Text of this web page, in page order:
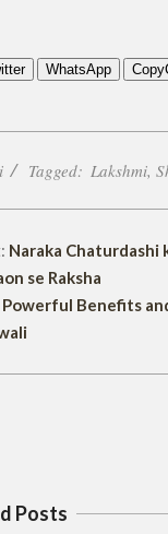
WhatsApp Copy
Tagged: Lakshmi,
Naraka Chaturdashi
se Raksha
Powerful Benefits
Posts